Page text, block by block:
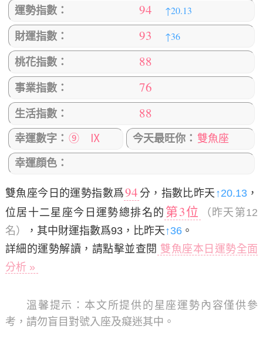
運勢指數： 94 ↑20.13
財運指數： 93 ↑36
桃花指數： 88
事業指數： 76
生活指數： 88
幸運數字： ⑨ Ⅸ 今天最旺你： 雙魚座
幸運顔色：
雙魚座今日的運勢指數爲94 分，指數比昨天 ↑20.13，
位居十二星座今日運勢總排名的 第3位
（昨天第12
名）
，其中財運指數爲93，比昨天↑36。
詳細的運勢解讀，請點擊並查閱 雙魚座本日運勢全面
分析 »
溫馨提示： 本文所提供的星座運勢內容僅供參
考，請勿盲目對號入座及癡迷其中。